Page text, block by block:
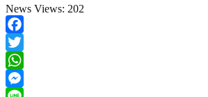
News Views: 202
Facebook
Twitter
WhatsApp